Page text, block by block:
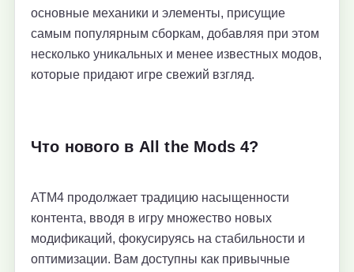
основные механики и элементы, присущие
самым популярным сборкам, добавляя при этом
несколько уникальных и менее известных модов,
которые придают игре свежий взгляд.
Что нового в All the Mods 4?
ATM4 продолжает традицию насыщенности
контента, вводя в игру множество новых
модификаций, фокусируясь на стабильности и
оптимизации. Вам доступны как привычные